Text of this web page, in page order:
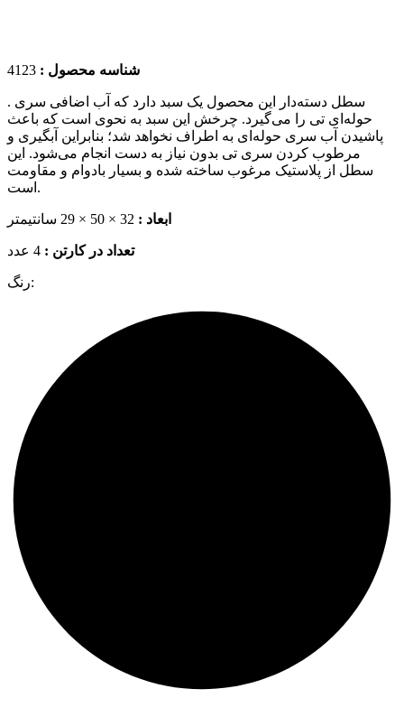
شناسه محصول :
. سطل دسته‌دار این محصول یک سبد دارد که آب اضافی سری
حوله‌ای تی را می‌گیرد. چرخش این سبد به نحوی است که باعث
پاشیدن آب سری حوله‌ای به اطراف نخواهد شد؛ بنابراین آبگیری و
مرطوب کردن سری تی بدون نیاز به دست انجام می‌شود. این
سطل از پلاستیک مرغوب ساخته شده و بسیار بادوام و مقاومت
است.
ابعاد : 32 × 50 × 29 سانتیمتر
تعداد در کارتن : 4 عدد
رنگ: